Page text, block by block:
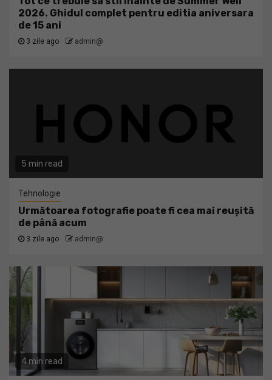
2026. Ghidul complet pentru editia aniversara
de 15 ani
3 zile ago admin@
5 min read
Tehnologie
Următoarea fotografie poate fi cea mai reușită
de până acum
3 zile ago admin@
4 min read